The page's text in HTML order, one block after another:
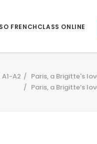
FRENCHCLASS ONLINE
A1-A2
Paris, a Brigitte's
Paris, a Brigitte’s